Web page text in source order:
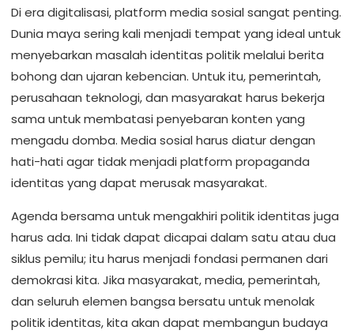
Di era digitalisasi, platform media sosial sangat penting.
Dunia maya sering kali menjadi tempat yang ideal untuk
menyebarkan masalah identitas politik melalui berita
bohong dan ujaran kebencian. Untuk itu, pemerintah,
perusahaan teknologi, dan masyarakat harus bekerja
sama untuk membatasi penyebaran konten yang
mengadu domba. Media sosial harus diatur dengan
hati-hati agar tidak menjadi platform propaganda
identitas yang dapat merusak masyarakat.
Agenda bersama untuk mengakhiri politik identitas juga
harus ada. Ini tidak dapat dicapai dalam satu atau dua
siklus pemilu; itu harus menjadi fondasi permanen dari
demokrasi kita. Jika masyarakat, media, pemerintah,
dan seluruh elemen bangsa bersatu untuk menolak
politik identitas, kita akan dapat membangun budaya